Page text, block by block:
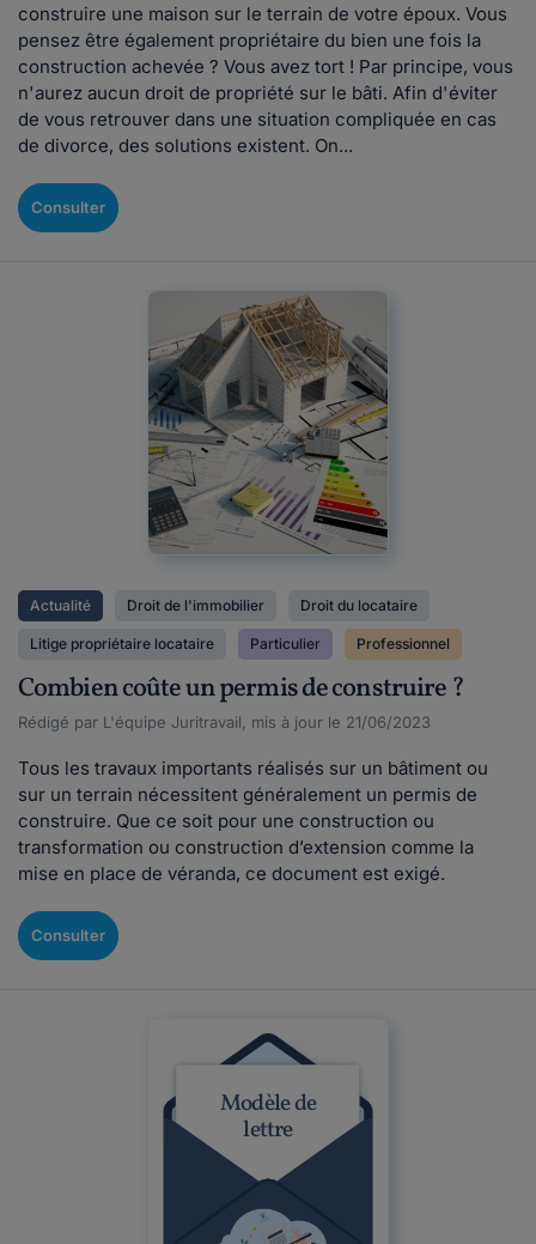
construire une maison sur le terrain de votre époux. Vous
pensez être également propriétaire du bien une fois la
construction achevée ? Vous avez tort ! Par principe, vous
n'aurez aucun droit de propriété sur le bâti. Afin d'éviter
de vous retrouver dans une situation compliquée en cas
de divorce, des solutions existent. On...
Consulter
Actualité Droit de l'immobilier Droit du locataire
Litige propriétaire locataire Particulier Professionnel
Combien coûte un permis de construire ?
Rédigé par L'équipe Juritravail, mis à jour le 21/06/2023
Tous les travaux importants réalisés sur un bâtiment ou
sur un terrain nécessitent généralement un permis de
construire. Que ce soit pour une construction ou
transformation ou construction d’extension comme la
mise en place de véranda, ce document est exigé.
Consulter
Modèle de
lettre